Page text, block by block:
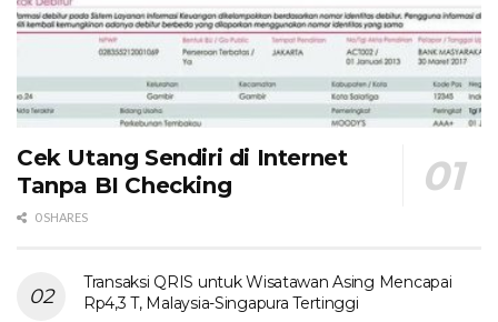
Cek Utang Sendiri di Internet
Tanpa BI Checking
0 SHARES
Transaksi QRIS untuk Wisatawan Asing Mencapai
Rp4,3 T, Malaysia-Singapura Tertinggi